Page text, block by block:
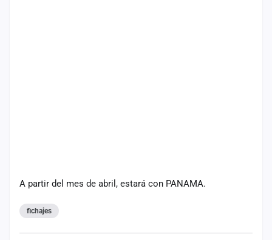
A partir del mes de abril, estará con PANAMA.
fichajes
Administración
Contacto